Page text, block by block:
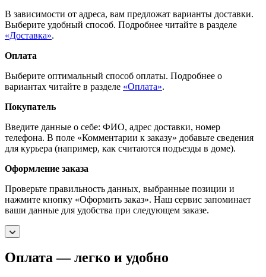
В зависимости от адреса, вам предложат варианты доставки.
Выберите удобный способ. Подробнее читайте в разделе
«Доставка».
Оплата
Выберите оптимальный способ оплаты. Подробнее о
вариантах читайте в разделе «Оплата».
Покупатель
Введите данные о себе: ФИО, адрес доставки, номер
телефона. В поле «Комментарии к заказу» добавьте сведения
для курьера (например, как считаются подъезды в доме).
Оформление заказа
Проверьте правильность данных, выбранные позиции и
нажмите кнопку «Оформить заказ». Наш сервис запоминает
ваши данные для удобства при следующем заказе.
Оплата — легко и удобно